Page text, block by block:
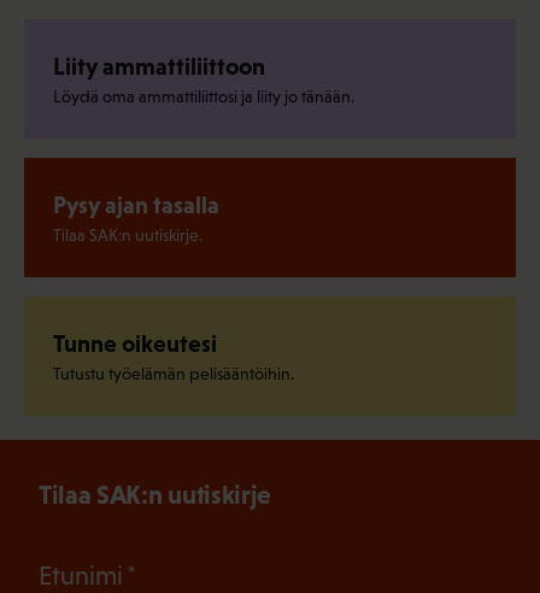
Liity ammattiliittoon
Löydä oma ammattiliittosi ja liity jo tänään.
Pysy ajan tasalla
Tilaa SAK:n uutiskirje.
Tunne oikeutesi
Tutustu työelämän pelisääntöihin.
Tilaa SAK:n uutiskirje
Etunimi